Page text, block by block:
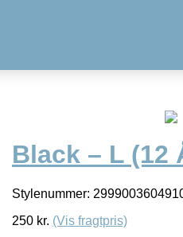
Black – L (12
Stylenummer:
250 kr. (Vis fragtpris)